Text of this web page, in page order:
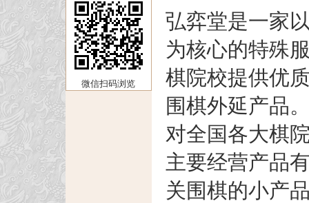
微信扫码浏览
弘弈堂是一家
为核心的特殊
棋院校提供优
围棋外延产品
对全国各大棋
主要经营产品
关围棋的小产